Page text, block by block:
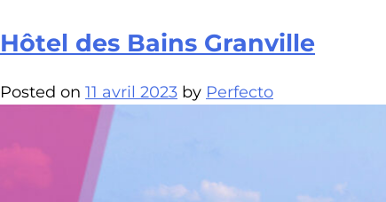
Hôtel des Bains Granville
Posted on 11 avril 2023 by Perfecto